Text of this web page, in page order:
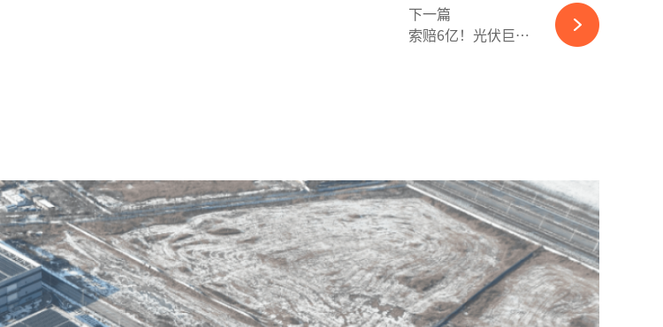
下一篇
索赔6亿！光伏巨头怒了，正式提起仲裁！-ky体育APP官网下载